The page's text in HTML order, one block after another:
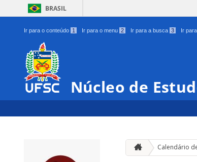
BRASIL
Ir para o conteúdo 1 Ir para o menu 2 Ir para a busca 3 Ir
Núcleo de
Calendário